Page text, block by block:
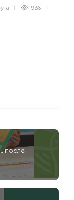
936
после